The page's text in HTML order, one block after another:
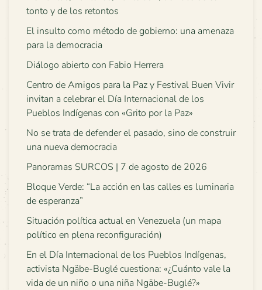
tonto y de los retontos
El insulto como método de gobierno: una amenaza
para la democracia
Diálogo abierto con Fabio Herrera
Centro de Amigos para la Paz y Festival Buen Vivir
invitan a celebrar el Día Internacional de los
Pueblos Indígenas con «Grito por la Paz»
No se trata de defender el pasado, sino de construir
una nueva democracia
Panoramas SURCOS | 7 de agosto de 2026
Bloque Verde: “La acción en las calles es luminaria
de esperanza”
Situación política actual en Venezuela (un mapa
político en plena reconfiguración)
En el Día Internacional de los Pueblos Indígenas,
activista Ngäbe-Buglé cuestiona: «¿Cuánto vale la
vida de un niño o una niña Ngäbe-Buglé?»